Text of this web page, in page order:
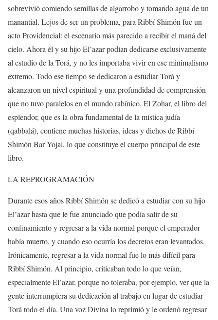
sobrevivió comiendo semillas de algarrobo y tomando agua de un
manantial. Lejos de ser un problema, para Ribbí Shimón fue un
acto Providencial: el escenario más parecido a recibir el maná del
cielo. Ahora él y su hijo El’azar podían dedicarse exclusivamente
al estudio de la Torá, y no les importaba vivir en ese minimalismo
extremo. Todo ese tiempo se dedicaron a estudiar Torá y
alcanzaron un nivel espiritual y una profundidad de comprensión
que no tuvo paralelos en el mundo rabínico. El Zohar, el libro del
esplendor, que es la obra fundamental de la mística judía
(qabbalá), contiene muchas historias, ideas y dichos de Ribbí
Shimón Bar Yojai, lo que constituye el cuerpo principal de este
libro.
LA REPROGRAMACIÓN
Durante esos años Ribbí Shimón se dedicó a estudiar con su hijo
El’azar hasta que le fue anunciado que podía salir de su
confinamiento y regresar a la vida normal porque el emperador
había muerto, y cuando eso ocurría los decretos eran levantados.
Irónicamente, regresar a la vida normal fue lo más difícil para
Ribbí Shimón. Al principio, criticaban todo lo que veían,
especialmente El’azar, porque no toleraba, por ejemplo, ver que la
gente interrumpiera su dedicación al trabajo en lugar de estudiar
Torá todo el día. Una voz Divina lo reprimió y le ordenó regresar